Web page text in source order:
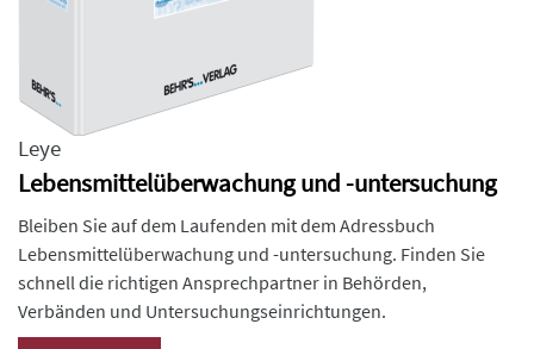
Leye
Lebensmittelüberwachung und -untersuchung
Bleiben Sie auf dem Laufenden mit dem Adressbuch
Lebensmittelüberwachung und -untersuchung. Finden Sie
schnell die richtigen Ansprechpartner in Behörden,
Verbänden und Untersuchungseinrichtungen.